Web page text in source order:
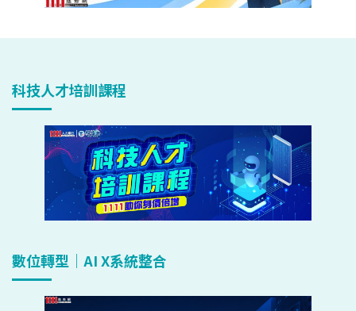
科技人才培訓課程
數位轉型｜AI X系統整合